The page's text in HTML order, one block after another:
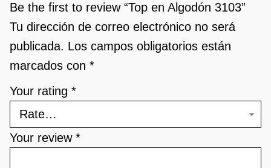
Be the first to review “Top en Algodón 3103”
Tu dirección de correo electrónico no será
publicada. Los campos obligatorios están
marcados con*
Your rating*
Your review*